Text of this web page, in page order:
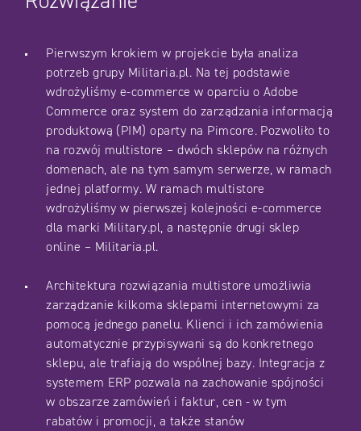
Pierwszym krokiem w projekcie była analiza
potrzeb grupy Militaria.pl. Na tej podstawie
wdrożyliśmy e-commerce w oparciu o Adobe
Commerce oraz system do zarządzania informacją
produktową (PIM) oparty na Pimcore. Pozwoliło to
na rozwój multistore – dwóch sklepów na różnych
domenach, ale na tym samym serwerze, w ramach
jednej platformy. W ramach multistore
wdrożyliśmy w pierwszej kolejności e-commerce
dla marki Military.pl, a następnie drugi sklep
online – Militaria.pl.
Architektura rozwiązania multistore umożliwia
zarządzanie kilkoma sklepami internetowymi za
pomocą jednego panelu. Klienci i ich zamówienia
automatycznie przypisywani są do konkretnego
sklepu, ale trafiają do wspólnej bazy. Integracja z
systemem ERP pozwala na zachowanie spójności
w obszarze zamówień i faktur, cen - w tym
rabatów i promocji, a także stanów